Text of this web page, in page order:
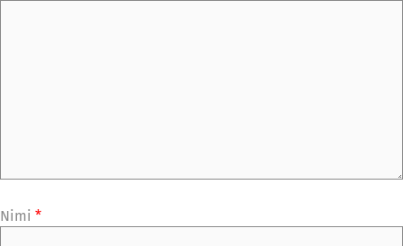
Nimi *